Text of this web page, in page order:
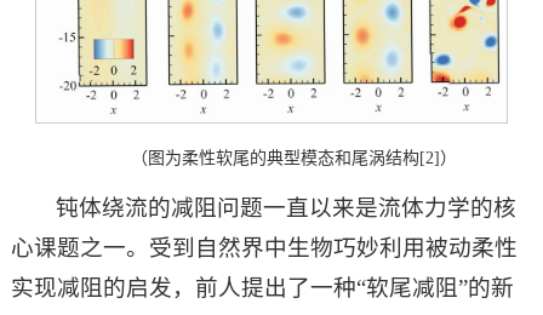
（图为柔性软尾的典型模态和尾涡结构[2]）
钝体绕流的减阻问题一直以来是流体力学的核
心课题之一。受到自然界中生物巧妙利用被动柔性
实现减阻的启发，前人提出了一种“软尾减阻”的新